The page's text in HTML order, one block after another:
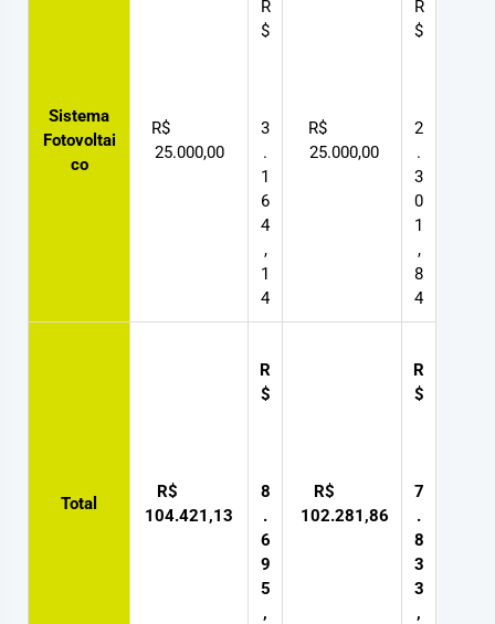
Sistema
Fotovoltai
co
R$
25.000,00
R
$
3
.
1
6
4
,
1
4
R$
25.000,00
R
$
2
.
3
0
1
,
8
4
Total
R$
104.421,13
R
$
8
.
6
9
5
,
R$
102.281,86
R
$
7
.
8
3
3
,